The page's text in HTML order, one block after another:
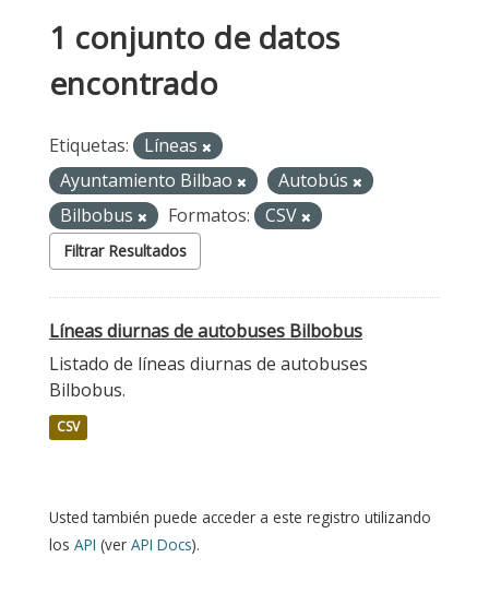
1 conjunto de datos
encontrado
Etiquetas:
Líneas
Ayuntamiento Bilbao
Autobús
Bilbobus
Formatos: CSV
Filtrar Resultados
Líneas diurnas de autobuses Bilbobus
Listado de líneas diurnas de autobuses
Bilbobus.
CSV
Usted también puede acceder a este registro utilizando
los API (ver API Docs).